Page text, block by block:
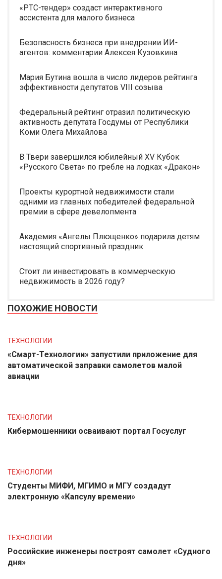
«РТС-тендер» создаст интерактивного
ассистента для малого бизнеса
Безопасность бизнеса при внедрении ИИ-
агентов: комментарии Алексея Кузовкина
Мария Бутина вошла в число лидеров рейтинга
эффективности депутатов VIII созыва
Федеральный рейтинг отразил политическую
активность депутата Госдумы от Республики
Коми Олега Михайлова
В Твери завершился юбилейный XV Кубок
«Русского Света» по гребле на лодках «Дракон»
Проекты курортной недвижимости стали
одними из главных победителей федеральной
премии в сфере девелопмента
Академия «Ангелы Плющенко» подарила детям
настоящий спортивный праздник
Стоит ли инвестировать в коммерческую
недвижимость в 2026 году?
ПОХОЖИЕ НОВОСТИ
ТЕХНОЛОГИИ
«Смарт-Технологии» запустили приложение для
автоматической заправки самолетов малой
авиации
ТЕХНОЛОГИИ
Кибермошенники осваивают портал Госуслуг
ТЕХНОЛОГИИ
Студенты МИФИ, МГИМО и МГУ создадут
электронную «Капсулу времени»
ТЕХНОЛОГИИ
Российские инженеры построят самолет «Судного
дня»